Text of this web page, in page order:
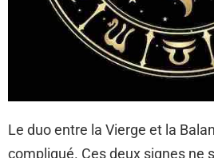
Le duo entre la Vierge et la
compliqué. Ces deux signes ne